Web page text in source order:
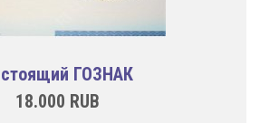
ГОЗНАК
18.000 RUB